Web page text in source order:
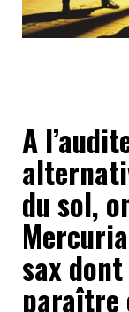
A
du sol,
sax
paraître